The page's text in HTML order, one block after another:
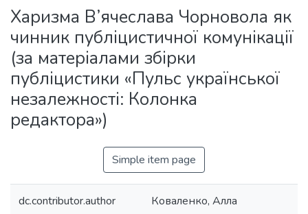
All of DSpace
Statistics
Харизма В’ячеслава Чорновола як
чинник публіцистичної комунікації
(за матеріалами збірки
публіцистики «Пульс української
незалежності: Колонка
редактора»)
Simple item page
dc.contributor.author Коваленко, Алла